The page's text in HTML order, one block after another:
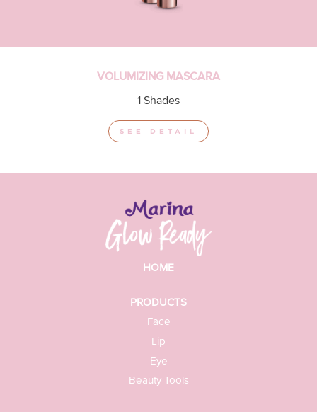
VOLUMIZING MASCARA
1 Shades
SEE DETAIL
HOME
PRODUCTS
Face
Lip
Eye
Beauty Tools